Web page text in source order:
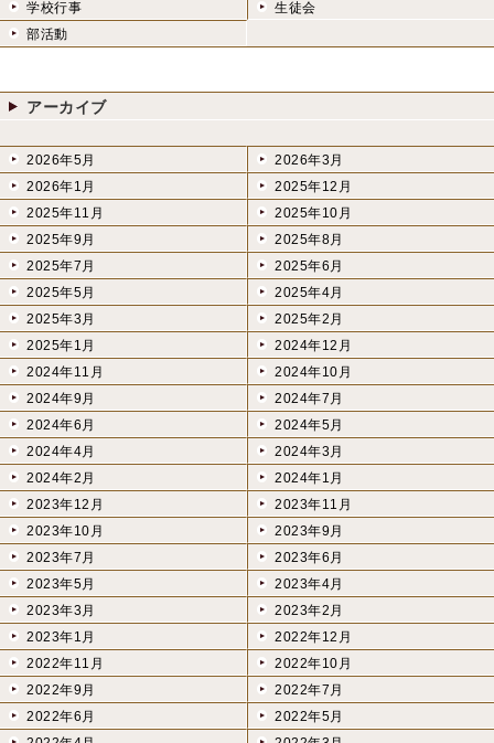
学校行事
生徒会
部活動
アーカイブ
2026年5月
2026年3月
2026年1月
2025年12月
2025年11月
2025年10月
2025年9月
2025年8月
2025年7月
2025年6月
2025年5月
2025年4月
2025年3月
2025年2月
2025年1月
2024年12月
2024年11月
2024年10月
2024年9月
2024年7月
2024年6月
2024年5月
2024年4月
2024年3月
2024年2月
2024年1月
2023年12月
2023年11月
2023年10月
2023年9月
2023年7月
2023年6月
2023年5月
2023年4月
2023年3月
2023年2月
2023年1月
2022年12月
2022年11月
2022年10月
2022年9月
2022年7月
2022年6月
2022年5月